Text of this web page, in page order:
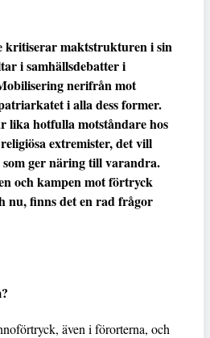
kritiserar maktstrukturen i sin
i samhällsdebatter i
nerifrån mot
i alla dess former.
lika hotfulla motståndare hos
extremister, det vill
ger näring till varandra.
och kampen mot förtryck
nu, finns det en rad frågor
även i förorterna, och